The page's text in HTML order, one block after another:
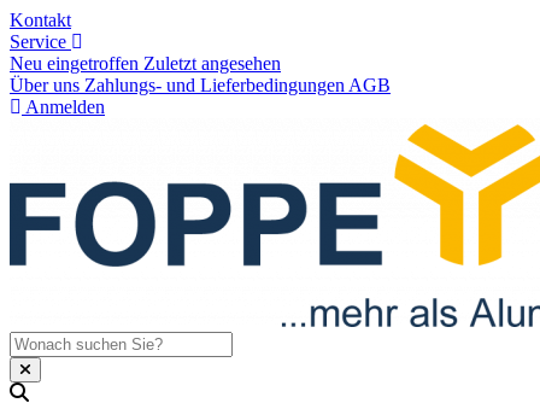
Kontakt
Service
Neu eingetroffen Zuletzt angesehen
Über uns Zahlungs- und Lieferbedingungen AGB
Anmelden